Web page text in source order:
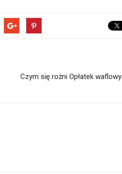
Czym się rożni Opłatek